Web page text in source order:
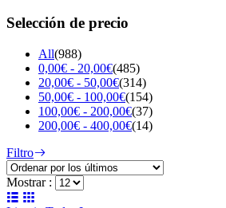
Selección de precio
All(988)
0,00€ - 20,00€(485)
20,00€ - 50,00€(314)
50,00€ - 100,00€(154)
100,00€ - 200,00€(37)
200,00€ - 400,00€(14)
Filtro
Mostrar :